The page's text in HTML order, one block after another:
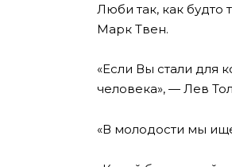
Люби так, как будто
Марк Твен.
«Если Вы стали для
человека», — Лев
«В молодости мы